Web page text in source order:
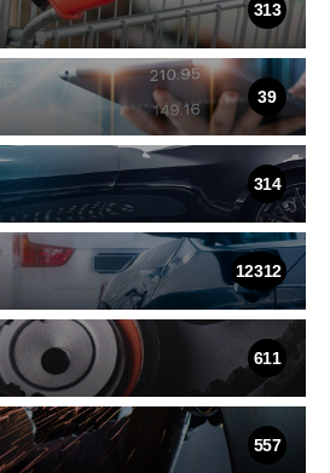
313
39
314
12312
611
557